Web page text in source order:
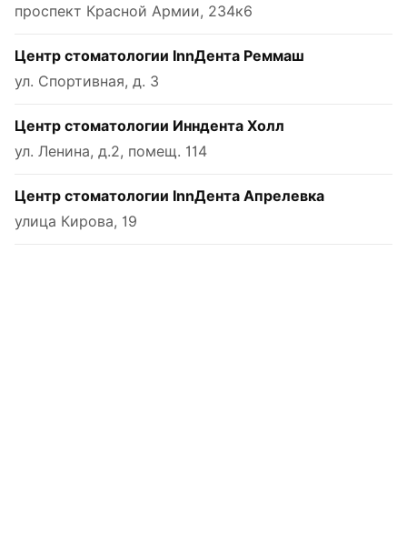
проспект Красной Армии, 234к6
Центр стоматологии InnДента Реммаш
ул. Спортивная, д. 3
Центр стоматологии Инндента Холл
ул. Ленина, д.2, помещ. 114
Центр стоматологии InnДента Апрелевка
улица Кирова, 19